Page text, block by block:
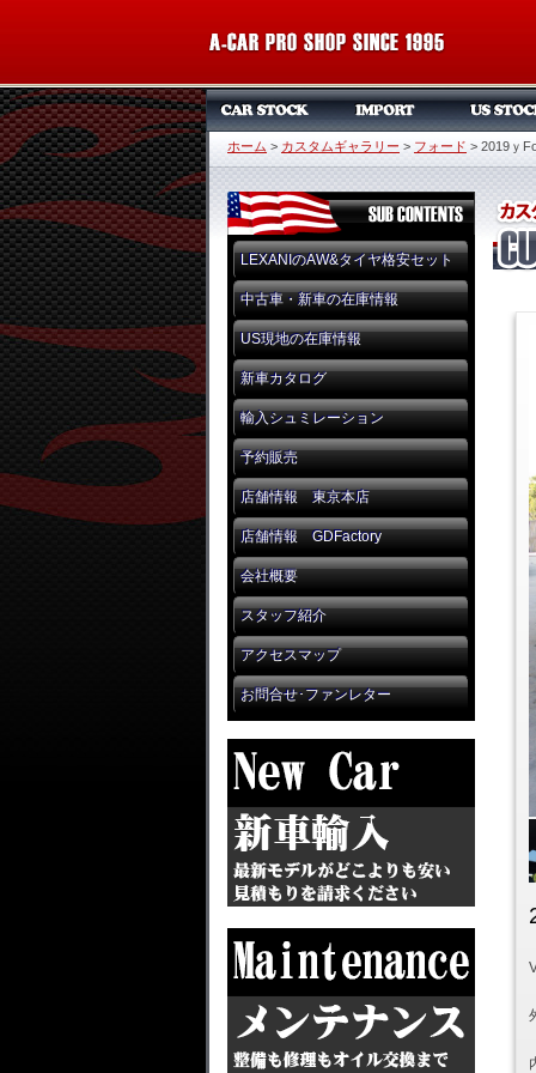
ホーム > カスタムギャラリー > フォード > 2019ｙ
LEXANIのAW&タイヤ格安セット
中古車・新車の在庫情報
US現地の在庫情報
新車カタログ
輸入シュミレーション
予約販売
店舗情報 東京本店
店舗情報 GDFactory
会社概要
スタッフ紹介
アクセスマップ
お問合せ･ファンレター